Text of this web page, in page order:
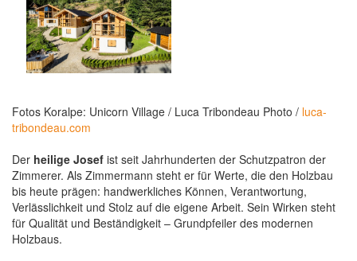
Fotos Koralpe: Unicorn Village / Luca Tribondeau Photo / luca-
tribondeau.com
Der heilige Josef ist seit Jahrhunderten der Schutzpatron der
Zimmerer. Als Zimmermann steht er für Werte, die den Holzbau
bis heute prägen: handwerkliches Können, Verantwortung,
Verlässlichkeit und Stolz auf die eigene Arbeit. Sein Wirken steht
für Qualität und Beständigkeit – Grundpfeiler des modernen
Holzbaus.